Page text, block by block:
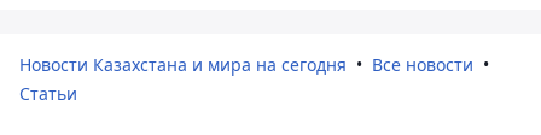
Новости Казахстана и мира на сегодня
Все новости
Статьи